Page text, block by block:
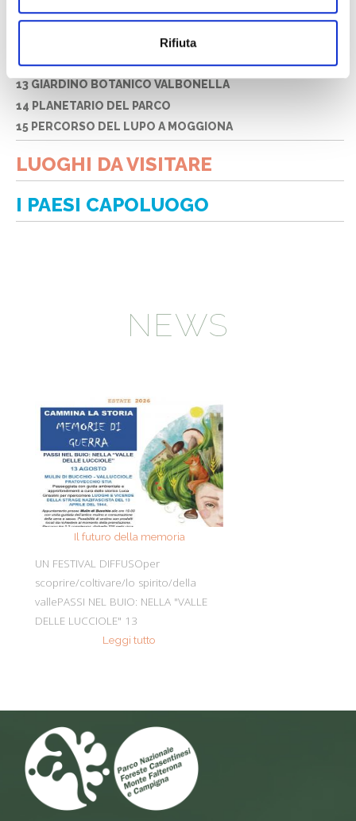
Rifiuta
10 TREDOZIO
12 CAMPIGNA
13 GIARDINO BOTANICO VALBONELLA
14 PLANETARIO DEL PARCO
15 PERCORSO DEL LUPO A MOGGIONA
LUOGHI DA VISITARE
I PAESI CAPOLUOGO
NEWS
Il futuro della memoria
UN FESTIVAL DIFFUSOper
scoprire/coltivare/lo spirito/della
vallePASSI NEL BUIO: NELLA "VALLE
DELLE LUCCIOLE" 13
Leggi tutto